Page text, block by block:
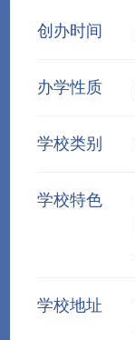
创办时间
办学性质
学校类别
学校特色
学校地址